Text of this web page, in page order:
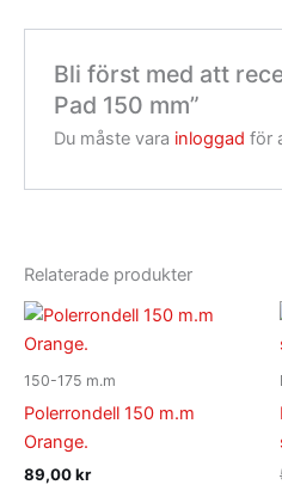
Bli först med att
Pad 150 mm”
Du måste vara inloggad för
Relaterade produkter
150-175 m.m
Polerrondell 150 m.m
Orange.
89,00kr